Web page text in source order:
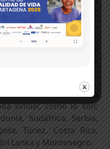
aspectos relacionados
para los ciudadanos.
presentan cambios
nutrición, agua y
son relativas a
similar, como lo son:
Sudáfrica, Serbia,
Túnez, Costa Rica,
Lanka y Montenegro.